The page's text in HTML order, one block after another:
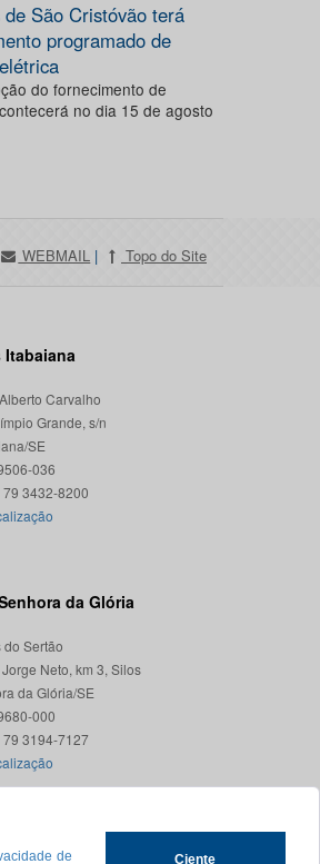
de Ciente
São Cristóvão terá
programado de
do fornecimento de
no dia 15 de agosto
WEBMAIL | Topo do Site
Itabaiana
Carvalho
Grande, s/n
SE
036
da Glória
Sertão
Neto, km 3, Silos
da Glória/SE
000
Contato +55 79 3194-7127